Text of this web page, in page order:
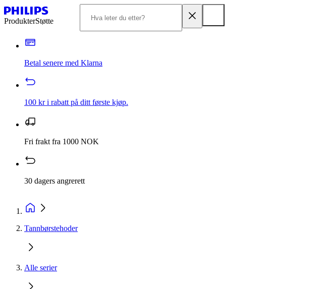
ProdukterStøtte
Betal senere med Klarna
100 kr i rabatt på ditt første kjøp.
Fri frakt fra 1000 NOK
30 dagers angrerett
Tannbørstehoder
Alle serier